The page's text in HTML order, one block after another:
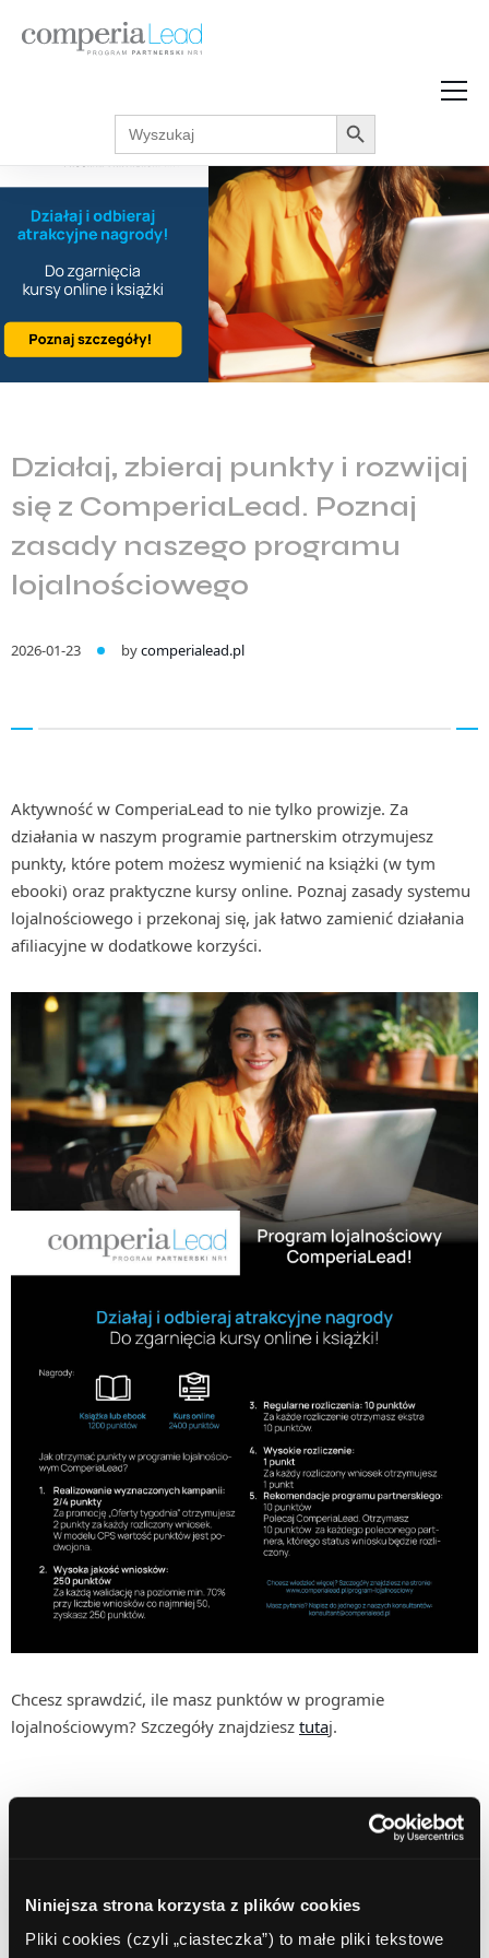
Niniejsza strona korzysta z plików cookies
Pliki cookies (czyli „ciasteczka”) to małe pliki tekstowe
Strefa Wiedzy
Podcasty
Zarabiaj w internecie
Akcje promocyjne
Regulaminy
Search
for:
Search Button
Działaj, zbieraj punkty i rozwijaj
się z ComperiaLead. Poznaj
zasady naszego programu
lojalnościowego
2026-01-23 bycomperialead.pl
Aktywność w ComperiaLead to nie tylko prowizje. Za
działania w naszym programie partnerskim otrzymujesz
punkty, które potem możesz wymienić na książki (w tym
ebooki) oraz praktyczne kursy online. Poznaj zasady systemu
lojalnościowego i przekonaj się, jak łatwo zamienić działania
afiliacyjne w dodatkowe korzyści.
Chcesz sprawdzić, ile masz punktów w programie
lojalnościowym? Szczegóły znajdziesz tutaj.
Tags: afiliacja ComperiaLead nagrody